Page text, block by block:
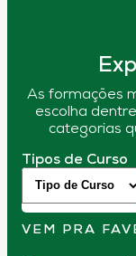
As formações
escolha
categorias
Tipos de Curso
VEM PRA